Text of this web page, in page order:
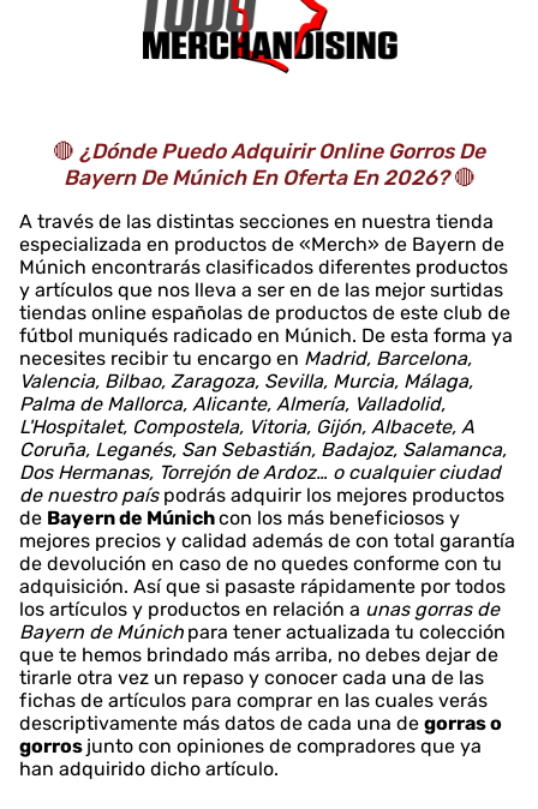
🔴 ¿Dónde Puedo Adquirir Online Gorros De
Bayern De Múnich En Oferta En 2026?🔴
A través de las distintas secciones en nuestra tienda
especializada en productos de «Merch» de Bayern de
Múnich encontrarás clasificados diferentes productos
y artículos que nos lleva a ser en de las mejor surtidas
tiendas online españolas de productos de este club de
fútbol muniqués radicado en Múnich. De esta forma ya
necesites recibir tu encargo en Madrid, Barcelona,
Valencia, Bilbao, Zaragoza, Sevilla, Murcia, Málaga,
Palma de Mallorca, Alicante, Almería, Valladolid,
L'Hospitalet, Compostela, Vitoria, Gijón, Albacete, A
Coruña, Leganés, San Sebastián, Badajoz, Salamanca,
Dos Hermanas, Torrejón de Ardoz… o cualquier ciudad
de nuestro paíspodrás adquirir los mejores productos
de Bayern de Múnichcon los más beneficiosos y
mejores precios y calidad además de con total garantía
de devolución en caso de no quedes conforme con tu
adquisición. Así que si pasaste rápidamente por todos
los artículos y productos en relación a unas gorras de
Bayern de Múnich para tener actualizada tu colección
que te hemos brindado más arriba, no debes dejar de
tirarle otra vez un repaso y conocer cada una de las
fichas de artículos para comprar en las cuales verás
descriptivamente más datos de cada una de gorras o
gorros junto con opiniones de compradores que ya
han adquirido dicho artículo.